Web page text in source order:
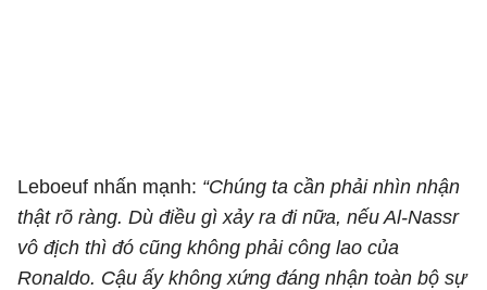
Leboeuf nhấn mạnh: “Chúng ta cần phải nhìn nhận
thật rõ ràng. Dù điều gì xảy ra đi nữa, nếu Al-Nassr
vô địch thì đó cũng không phải công lao của
Ronaldo. Cậu ấy không xứng đáng nhận toàn bộ sự